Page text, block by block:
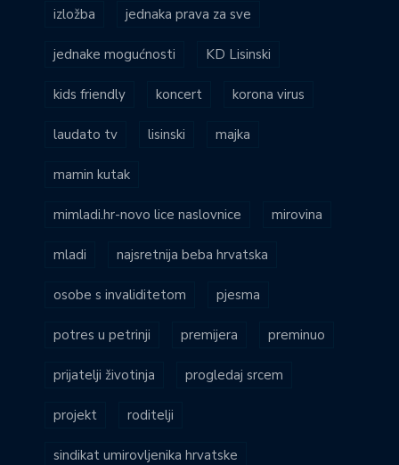
izložba jednaka prava za sve
jednake mogućnosti KD Lisinski
kids friendly koncert korona virus
laudato tv lisinski majka
mamin kutak
mimladi.hr-novo lice naslovnice mirovina
mladi najsretnija beba hrvatska
osobe s invaliditetom pjesma
potres u petrinji premijera preminuo
prijatelji životinja progledaj srcem
projekt roditelji
sindikat umirovljenika hrvatske